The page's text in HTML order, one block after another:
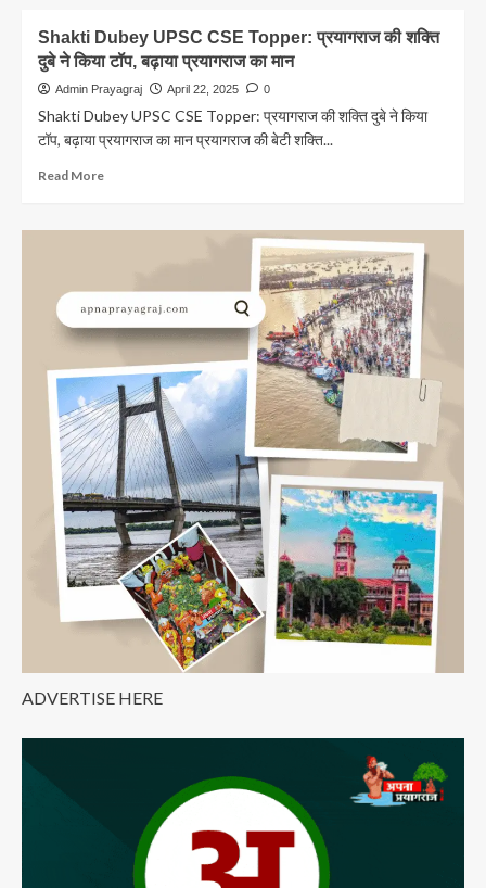
Shakti Dubey UPSC CSE Topper: प्रयागराज की शक्ति
दुबे ने किया टॉप, बढ़ाया प्रयागराज का मान
Admin Prayagraj April 22, 2025 0
Shakti Dubey UPSC CSE Topper: प्रयागराज की शक्ति दुबे ने किया
टॉप, बढ़ाया प्रयागराज का मान प्रयागराज की बेटी शक्ति...
Read MoreRead
Shakti
CSE
Topper:
प्रयागराज
शक्ति
दुबे
ने
किया
टॉप,
बढ़ाया
प्रयागराज
का
मान
ADVERTISE HERE